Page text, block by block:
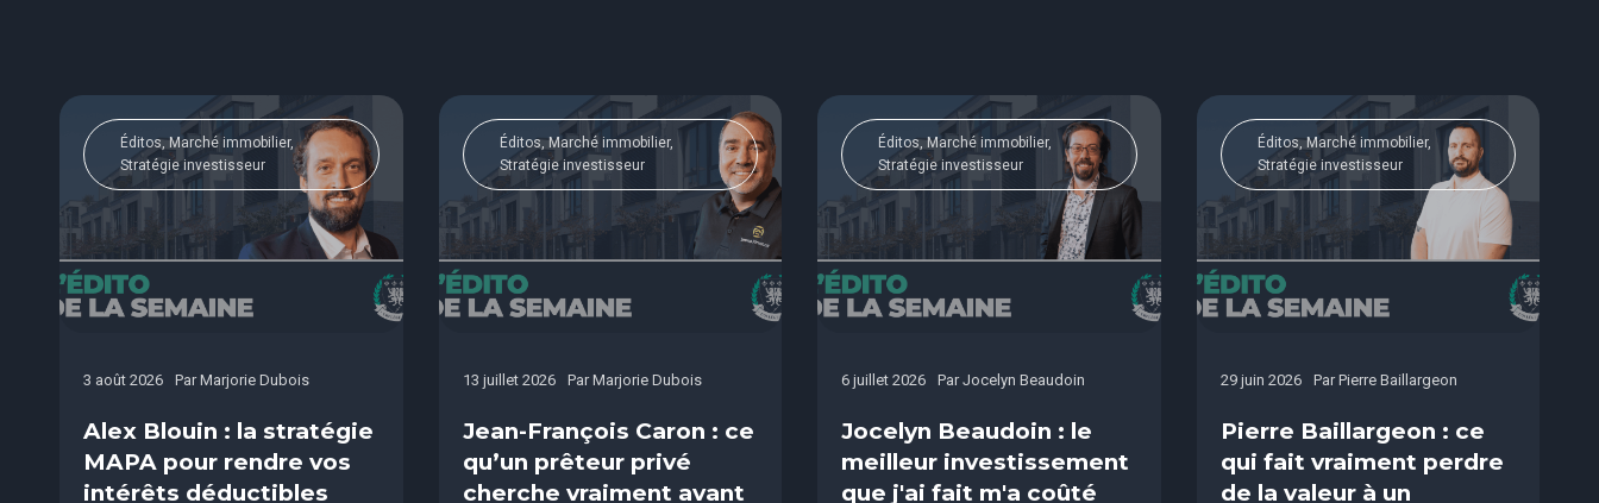
Éditos, Marché immobilier,
Stratégie investisseur
3 août 2026 Par Marjorie Dubois
Alex Blouin : la stratégie
MAPA pour rendre vos
intérêts déductibles
Éditos, Marché immobilier,
Stratégie investisseur
13 juillet 2026 Par Marjorie Dubois
Jean-François Caron : ce
qu’un prêteur privé
cherche vraiment avant
Éditos, Marché immobilier,
Stratégie investisseur
6 juillet 2026 Par Jocelyn Beaudoin
Jocelyn Beaudoin : le
meilleur investissement
que j'ai fait m'a coûté
Éditos, Marché immobilier,
Stratégie investisseur
29 juin 2026 Par Pierre Baillargeon
Pierre Baillargeon : ce
qui fait vraiment perdre
de la valeur à un